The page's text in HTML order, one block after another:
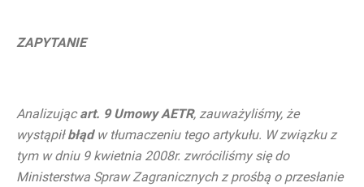
ZAPYTANIE
Analizującart. 9 Umowy AETR, zauważyliśmy, że
wystąpiłbłąd w tłumaczeniu tego artykułu. W związku z
tym w dniu 9 kwietnia 2008r. zwróciliśmy się do
Ministerstwa Spraw Zagranicznych z prośbą o przesłanie